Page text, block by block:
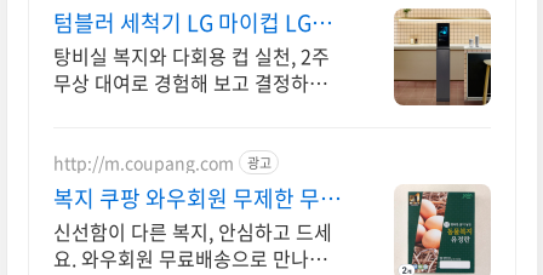
텀블러 세척기 LG 마이컵 LG마
이컵 무상대여신청
탕비실 복지와 다회용 컵 실천, 2주
무상 대여로 경험해 보고 결정하세
http://m.coupang.com 광고
복지 쿠팡 와우회원 무제한 무료
배송
신선함이 다른 복지, 안심하고 드세
요. 와우회원 무료배송으로 만나보세